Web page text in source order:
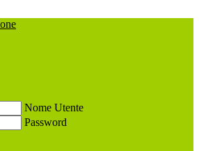
Nome Utente
Password